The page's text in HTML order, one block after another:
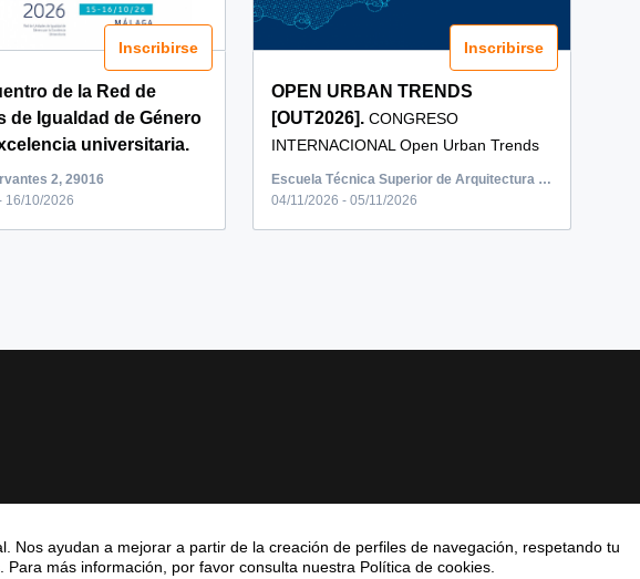
ayudan a mejorar a partir de la creación de perfiles de navegación, respetando tu
más información, por favor consulta nuestra Política de cookies.
Inscribirse
de la Red de
de Igualdad de Género
universitaria.
2, 29016
16/10/2026
Inscribirse
OPEN URBAN TRENDS
[OUT2026]. CONGRESO
INTERNACIONAL Open Urban Trends
[OUT2026] nace como un nuevo
Cong...
Escuela Técnica Superior de Arquitectura de Málaga, Plaza de El Ejido, Málaga, España
04/11/2026 - 05/11/2026